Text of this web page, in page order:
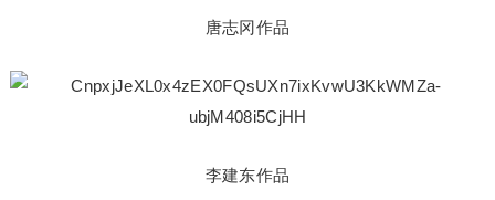
唐志冈作品
李建东作品